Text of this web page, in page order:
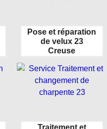
Pose et réparation
de velux 23
Creuse
Traitement et